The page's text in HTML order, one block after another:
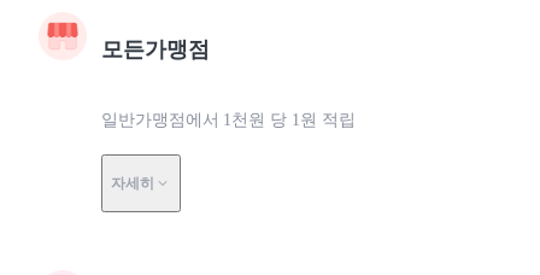
모든가맹점
일반가맹점에서 1천원 당 1원 적립
자세히